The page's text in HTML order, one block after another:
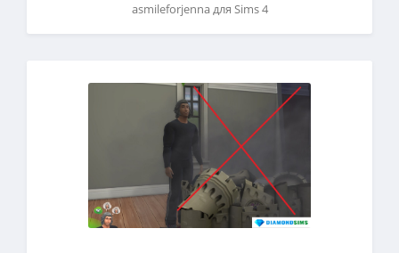
asmileforjenna для Sims 4